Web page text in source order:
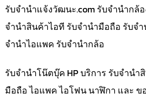
รับจํานําแจ้งวัฒนะ.com รับจำนำกล้อ
จำนำสินค้าไอที รับจำนำมือถือ รับจ
จำนำไอแพค รับจำนำกล้อ
รับจำนำโน๊ตบุ๊ค HP บริการ รับจำนำ
มือถือ ไอแพค ไอโฟน นาฬิกา และ ข